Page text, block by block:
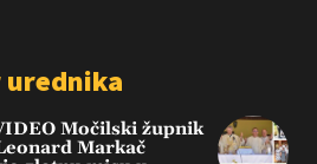
urednika
Močilski župnik
Markač